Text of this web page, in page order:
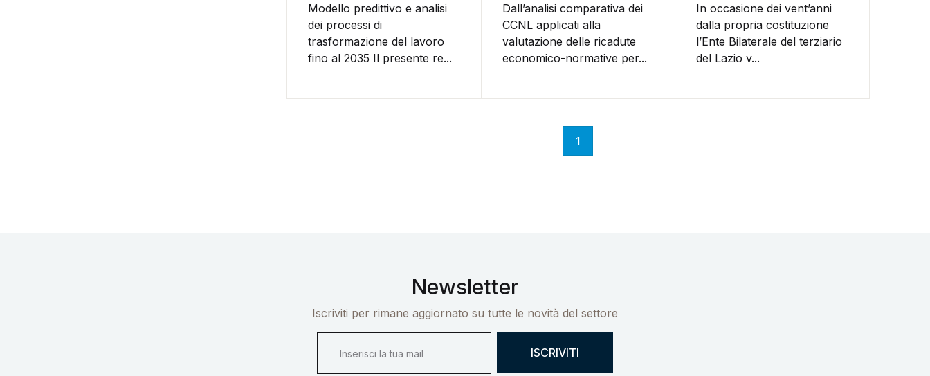
Modello predittivo e analisi
dei processi di
trasformazione del lavoro
fino al 2035 Il presente re...
Dall’analisi comparativa dei
CCNL applicati alla
valutazione delle ricadute
economico-normative per...
empirica
In occasione dei vent’anni
dalla propria costituzione
l’Ente Bilaterale del terziario
del Lazio v...
1
Newsletter
Iscriviti per rimane aggiornato su tutte le novità del settore
ISCRIVITI